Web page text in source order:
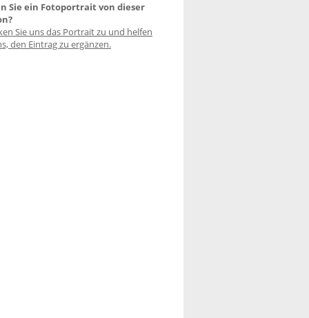
Sie ein Fotoportrait von dieser
Sie uns das Portrait zu und helfen
den Eintrag zu ergänzen.